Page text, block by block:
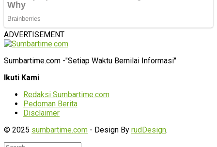
ADVERTISEMENT
Sumbartime.com -"Setiap Waktu Bernilai Informasi"
Ikuti Kami
Redaksi Sumbartime.com
Pedoman Berita
Disclaimer
© 2025 sumbartime.com - Design By rudDesign.